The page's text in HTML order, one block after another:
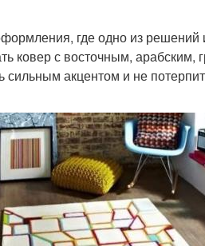
где одно из решений
ковер с восточным, арабским,
акцентом и не